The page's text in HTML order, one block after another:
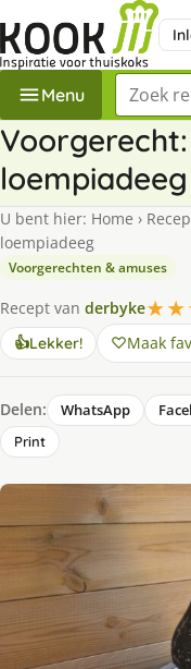
Menu Zoek
loempiadeeg
U bent hier: Home ›
loempiadeeg
Voorgerechten & amuses
Recept van derbyke
👍Lekker! Maak
Delen: WhatsApp
Print